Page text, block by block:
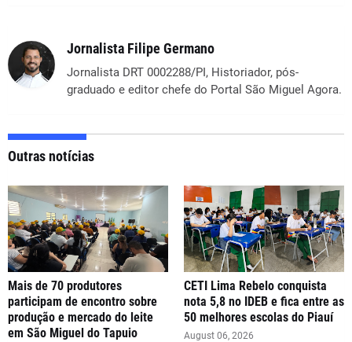
Jornalista Filipe Germano
Jornalista DRT 0002288/PI, Historiador, pós-
graduado e editor chefe do Portal São Miguel Agora.
Outras notícias
Mais de 70 produtores
participam de encontro sobre
produção e mercado do leite
em São Miguel do Tapuio
CETI Lima Rebelo conquista
nota 5,8 no IDEB e fica entre as
50 melhores escolas do Piauí
August 06, 2026